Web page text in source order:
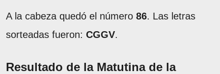
A la cabeza quedó el número 86. Las letras
sorteadas fueron: CGGV.
Resultado de la Matutina de la